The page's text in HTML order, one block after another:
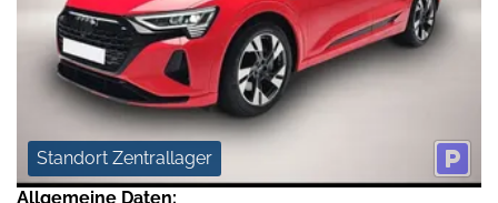
Standort Zentrallager
Allgemeine Daten: